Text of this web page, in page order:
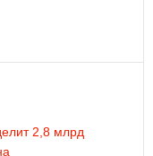
2,8 млрд